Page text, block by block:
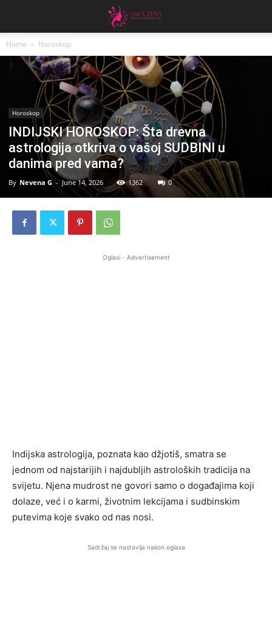
Home Horoskop
Horoskop
INDIJSKI HOROSKOP: Šta drevna
astrologija otkriva o vašoj SUDBINI u
danima pred vama?
By Nevena G - June 14, 2026 1362 0
Oglasi - Advertisement
Indijska astrologija, poznata kao džjotiš, smatra se
jednom od najstarijih i najdubljih astroloških tradicija na
svijetu. Njena mudrost ne govori samo o događajima koji
dolaze, već i o karmi, životnim lekcijama i sudbinskim
putevima koje svako od nas nosi.
Sadržaj se nastavlja nakon oglasa